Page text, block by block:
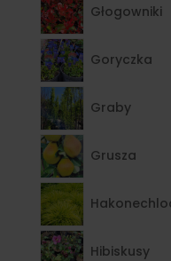
Głogowniki
Goryczka
Graby
Grusza
Hibiskusy